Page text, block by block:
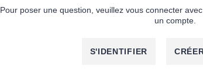
Pour poser une question, veuillez vous connecter
un compte.
S'IDENTIFIER